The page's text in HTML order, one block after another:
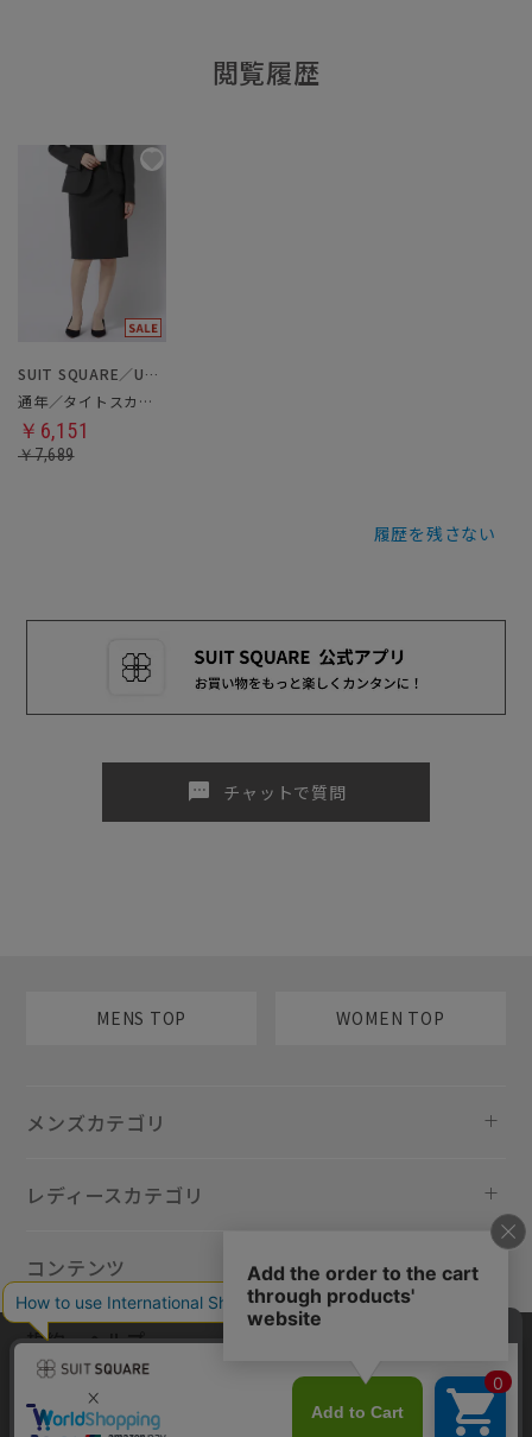
閲覧履歴
SUIT SQUARE／UNIVERSAL LANGUAGE／WHITE
通年／タイトスカート
￥6,151
￥7,689
履歴を残さない
sms チャットで質問
MENS TOP WOMEN TOP
メンズカテゴリ
レディースカテゴリ
コンテンツ
規約・ヘルプ
当サイトでは利用体験の向上およびコンテンツの最適な提供、トラフィ
ックの分析を目的としてCookieを使用しています。サイトの閲覧を継続
された場合、Cookieの利用に同意したものといたします。詳細について